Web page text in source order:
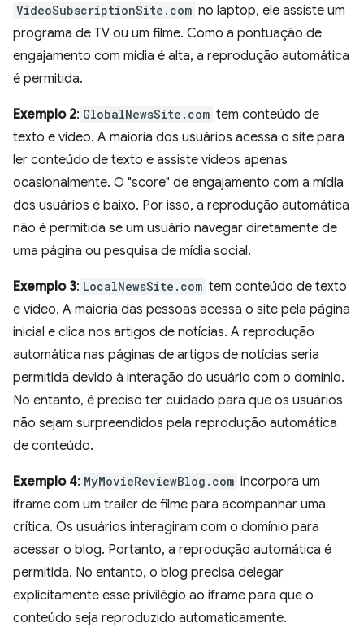
VideoSubscriptionSite.com no laptop, ele assiste um
programa de TV ou um filme. Como a pontuação de
engajamento com mídia é alta, a reprodução automática
é permitida.
Exemplo 2: GlobalNewsSite.com tem conteúdo de
texto e vídeo. A maioria dos usuários acessa o site para
ler conteúdo de texto e assiste vídeos apenas
ocasionalmente. O "score" de engajamento com a mídia
dos usuários é baixo. Por isso, a reprodução automática
não é permitida se um usuário navegar diretamente de
uma página ou pesquisa de mídia social.
Exemplo 3: LocalNewsSite.com tem conteúdo de texto
e vídeo. A maioria das pessoas acessa o site pela página
inicial e clica nos artigos de notícias. A reprodução
automática nas páginas de artigos de notícias seria
permitida devido à interação do usuário com o domínio.
No entanto, é preciso ter cuidado para que os usuários
não sejam surpreendidos pela reprodução automática
de conteúdo.
Exemplo 4: MyMovieReviewBlog.com incorpora um
iframe com um trailer de filme para acompanhar uma
crítica. Os usuários interagiram com o domínio para
acessar o blog. Portanto, a reprodução automática é
permitida. No entanto, o blog precisa delegar
explicitamente esse privilégio ao iframe para que o
conteúdo seja reproduzido automaticamente.